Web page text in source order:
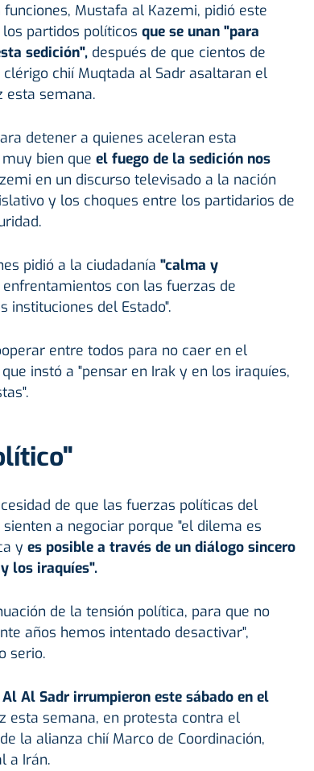
Mustafa al Kazemi, pidió este
partidos políticos que se unan "para
sedición",después de que cientos de
chií Muqtada al Sadr asaltaran el
esta semana.
detener a quienes aceleran esta
bien que el fuego de la sedición nos
en un discurso televisado a la nación
y los choques entre los partidarios de
pidió a la ciudadanía "calma y
con las fuerzas de
instituciones del Estado".
entre todos para no caer en el
instó a "pensar en Irak y en los iraquíes,
de que las fuerzas políticas del
a negociar porque "el dilema es
y es posible a través de un diálogo sincero
los iraquíes".
de la tensión política, para que no
años hemos intentado desactivar",
serio.
Al Sadr irrumpieron este sábado en el
esta semana, en protesta contra el
la alianza chií Marco de Coordinación,
a Irán.